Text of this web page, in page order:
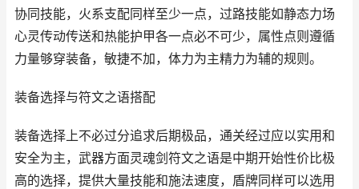
协同技能，火系支配同样至少一点，过路技能如静态力场
心灵传动传送和热能护甲各一点必不可少，属性点则遵循
力量够穿装备，敏捷不加，体力为主精力为辅的规则。
装备选择与符文之语搭配
装备选择上不必过分追求后期极品，通关经过应以实用和
安全为主，武器方面灵魂剑符文之语是中期开始性价比极
高的选择，提供大量技能和施法速度，盾牌同样可以选用